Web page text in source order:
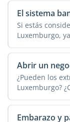
El sistema
Si estás
Luxemburgo,
Abrir un
¿Pueden los
Luxemburgo?
Embarazo y